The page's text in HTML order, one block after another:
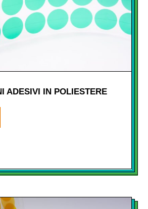
ADESIVI IN POLIESTERE